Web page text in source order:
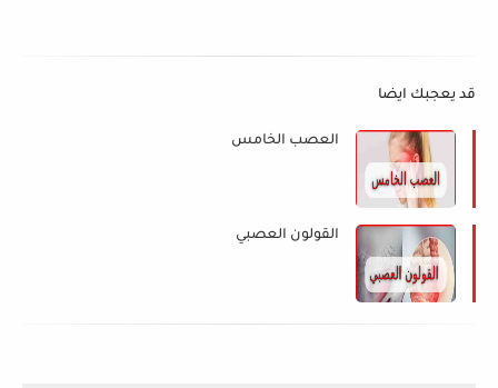
قد يعجبك ايضا
العصب الخامس
القولون العصبي